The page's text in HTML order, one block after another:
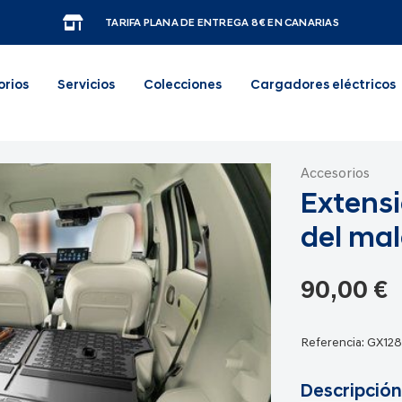
TARIFA PLANA DE ENTREGA 8€ EN CANARIAS
Servicios Colecciones Cargadores eléctricos
Accesorios
del
90,00 €
Referencia:
Descripción